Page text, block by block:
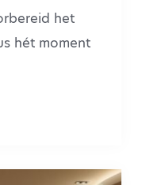
het
hét moment